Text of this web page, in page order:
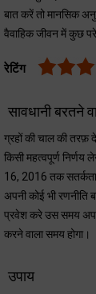
बात करें तो मानसिक
वैवाहिक जीवन में कुछ
रेटिंग
सावधानी बरतने
ग्रहों की चाल की तरफ़
किसी महत्वपूर्ण
16, 2016 तक
अपनी कोई भी
प्रवेश करे उस समय
करने वाला समय होगा।
उपाय